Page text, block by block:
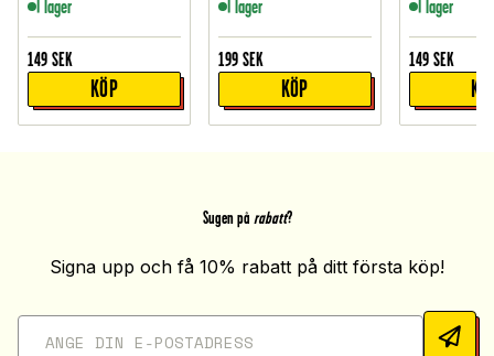
I lager
149 SEK
KÖP
I lager
199 SEK
KÖP
I lager
149 SEK
Sugen på rabatt?
Signa upp och få 10% rabatt på ditt första köp!